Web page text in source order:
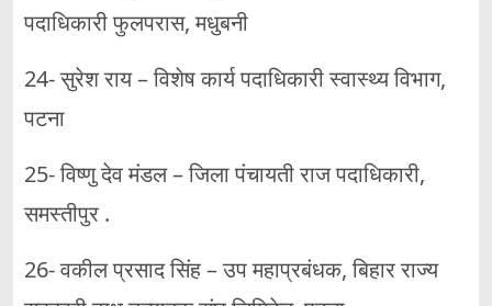
पदाधिकारी फुलपरास, मधुबनी
24- सुरेश राय – विशेष कार्य पदाधिकारी स्वास्थ्य विभाग,
पटना
25- विष्णु देव मंडल – जिला पंचायती राज पदाधिकारी,
समस्तीपुर .
26- वकील प्रसाद सिंह – उप महाप्रबंधक, बिहार राज्य